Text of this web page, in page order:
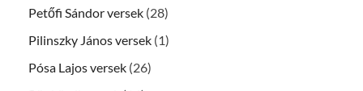
Petőfi Sándor versek (28)
Pilinszky János versek (1)
Pósa Lajos versek (26)